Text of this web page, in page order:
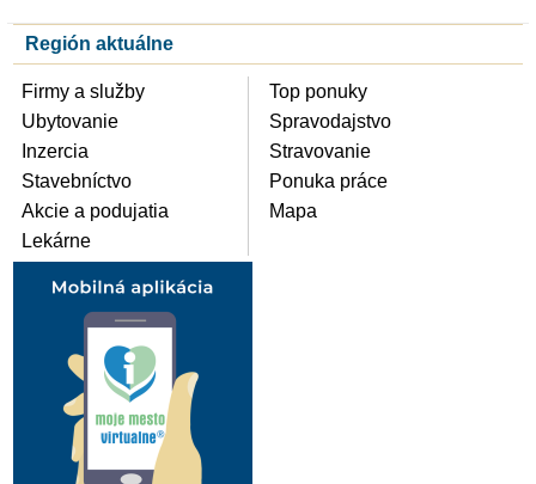
Región aktuálne
Firmy a služby
Ubytovanie
Inzercia
Stavebníctvo
Akcie a podujatia
Lekárne
Top ponuky
Spravodajstvo
Stravovanie
Ponuka práce
Mapa